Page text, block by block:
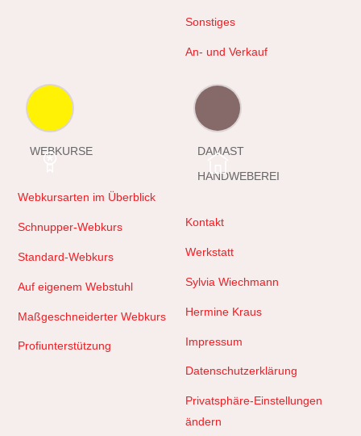
Sonstiges
An- und Verkauf
WEBKURSE
Webkursarten im Überblick
Schnupper-Webkurs
Standard-Webkurs
Auf eigenem Webstuhl
Maßgeschneiderter Webkurs
Profiunterstützung
DAMAST
HANDWEBEREI
Kontakt
Werkstatt
Sylvia Wiechmann
Hermine Kraus
Impressum
Datenschutzerklärung
Privatsphäre-Einstellungen
ändern